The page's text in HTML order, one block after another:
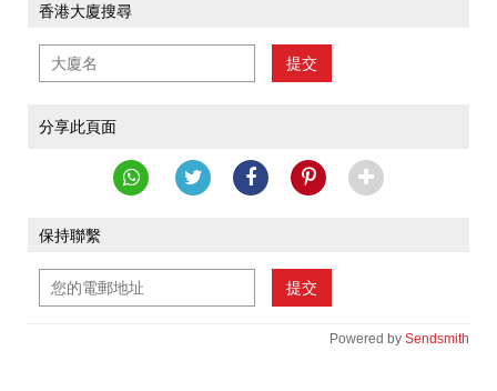
香港大廈搜尋
提交
分享此頁面
保持聯繫
提交
Powered by Sendsmith